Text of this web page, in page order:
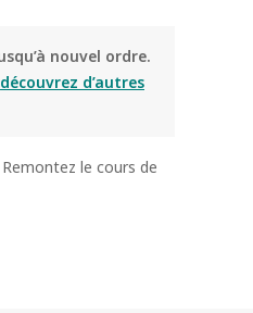
nouvel ordre.
découvrez d’autres
le cours de